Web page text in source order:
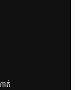
ាត់